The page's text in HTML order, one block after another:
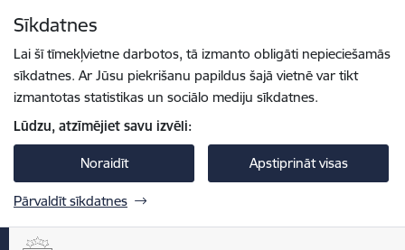
Sīkdatnes
Lai šī tīmekļvietne darbotos, tā izmanto obligāti nepieciešamās
sīkdatnes. Ar Jūsu piekrišanu papildus šajā vietnē var tikt
izmantotas statistikas un sociālo mediju sīkdatnes.
Lūdzu, atzīmējiet savu izvēli:
Noraidīt Apstiprināt visas
Pārvaldīt sīkdatnes